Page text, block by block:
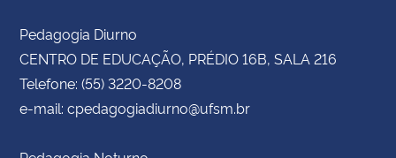
Pedagogia Diurno
CENTRO DE EDUCAÇÃO, PRÉDIO 16B, SALA 216
Telefone: (55) 3220-8208
e-mail: cpedagogiadiurno@ufsm.br